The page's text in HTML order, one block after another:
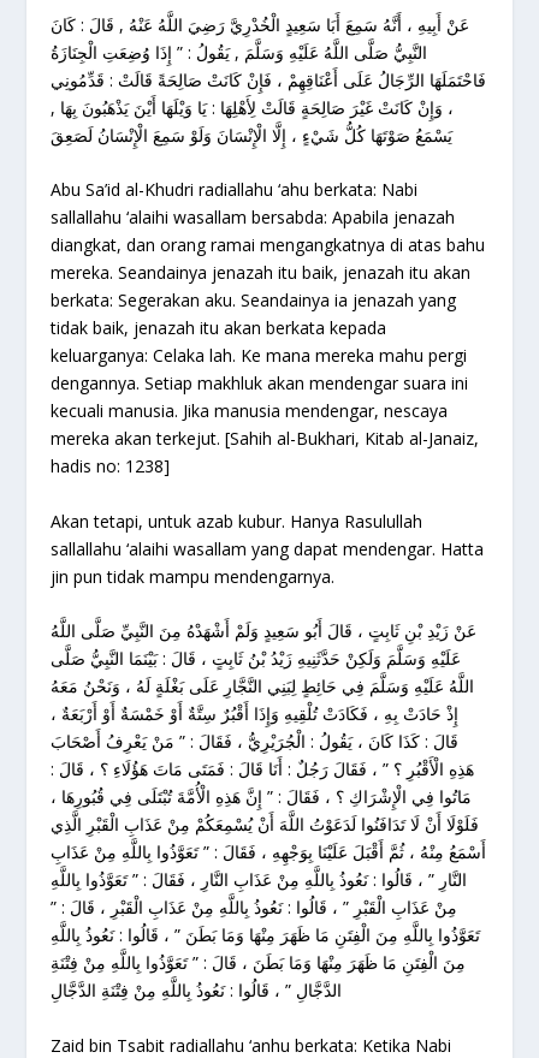
عَنْ أَبِيهِ ، أَنَّهُ سَمِعَ أَبَا سَعِيدٍ الْخُدْرِيَّ رَضِيَ اللَّهُ عَنْهُ , قَالَ : كَانَ
النَّبِيُّ صَلَّى اللَّهُ عَلَيْهِ وَسَلَّمَ , يَقُولُ : ” إِذَا وُضِعَتِ الْجِنَازَةُ
فَاحْتَمَلَهَا الرِّجَالُ عَلَى أَعْنَاقِهِمْ ، فَإِنْ كَانَتْ صَالِحَةً قَالَتْ : قَدِّمُونِي
، وَإِنْ كَانَتْ غَيْرَ صَالِحَةٍ قَالَتْ لِأَهْلِهَا : يَا وَيْلَهَا أَيْنَ يَذْهَبُونَ بِهَا ,
يَسْمَعُ صَوْتَهَا كُلُّ شَيْءٍ ، إِلَّا الْإِنْسَانَ وَلَوْ سَمِعَ الْإِنْسَانُ لَصَعِقَ
Abu Sa’id al-Khudri radiallahu ‘ahu berkata: Nabi
sallallahu ‘alaihi wasallam bersabda: Apabila jenazah
diangkat, dan orang ramai mengangkatnya di atas bahu
mereka. Seandainya jenazah itu baik, jenazah itu akan
berkata: Segerakan aku. Seandainya ia jenazah yang
tidak baik, jenazah itu akan berkata kepada
keluarganya: Celaka lah. Ke mana mereka mahu pergi
dengannya. Setiap makhluk akan mendengar suara ini
kecuali manusia. Jika manusia mendengar, nescaya
mereka akan terkejut. [Sahih al-Bukhari, Kitab al-Janaiz,
hadis no: 1238]
Akan tetapi, untuk azab kubur. Hanya Rasulullah
sallallahu ‘alaihi wasallam yang dapat mendengar. Hatta
jin pun tidak mampu mendengarnya.
عَنْ زَيْدِ بْنِ ثَابِتٍ ، قَالَ أَبُو سَعِيدٍ وَلَمْ أَشْهَدْهُ مِنَ النَّبِيِّ صَلَّى اللَّهُ
عَلَيْهِ وَسَلَّمَ وَلَكِنْ حَدَّثَنِيهِ زَيْدُ بْنُ ثَابِتٍ ، قَالَ : بَيْنَمَا النَّبِيُّ صَلَّى
اللَّهُ عَلَيْهِ وَسَلَّمَ فِي حَائِطٍ لِبَنِي النَّجَّارِ عَلَى بَغْلَةٍ لَهُ ، وَنَحْنُ مَعَهُ
إِذْ حَادَتْ بِهِ ، فَكَادَتْ تُلْقِيهِ وَإِذَا أَقْبُرٌ سِتَّةٌ أَوْ خَمْسَةٌ أَوْ أَرْبَعَةٌ ،
قَالَ : كَذَا كَانَ ، يَقُولُ : الْجُرَيْرِيُّ ، فَقَالَ : ” مَنْ يَعْرِفُ أَصْحَابَ
هَذِهِ الْأَقْبُرِ ؟ ” ، فَقَالَ رَجُلٌ : أَنَا قَالَ : فَمَتَى مَاتَ هَؤُلَاءِ ؟ ، قَالَ :
مَاتُوا فِي الْإِشْرَاكِ ؟ ، فَقَالَ : ” إِنَّ هَذِهِ الْأُمَّةَ تُبْتَلَى فِي قُبُورِهَا ،
فَلَوْلَا أَنْ لَا تَدَافَنُوا لَدَعَوْتُ اللَّهَ أَنْ يُسْمِعَكُمْ مِنْ عَذَابِ الْقَبْرِ الَّذِي
أَسْمَعُ مِنْهُ ، ثُمَّ أَقْبَلَ عَلَيْنَا بِوَجْهِهِ ، فَقَالَ : ” تَعَوَّذُوا بِاللَّهِ مِنْ عَذَابِ
النَّارِ ” ، قَالُوا : نَعُوذُ بِاللَّهِ مِنْ عَذَابِ النَّارِ ، فَقَالَ : ” تَعَوَّذُوا بِاللَّهِ
مِنْ عَذَابِ الْقَبْرِ ” ، قَالُوا : نَعُوذُ بِاللَّهِ مِنْ عَذَابِ الْقَبْرِ ، قَالَ : ”
تَعَوَّذُوا بِاللَّهِ مِنَ الْفِتَنِ مَا ظَهَرَ مِنْهَا وَمَا بَطَنَ ” ، قَالُوا : نَعُوذُ بِاللَّهِ
مِنَ الْفِتَنِ مَا ظَهَرَ مِنْهَا وَمَا بَطَنَ ، قَالَ : ” تَعَوَّذُوا بِاللَّهِ مِنْ فِتْنَةِ
الدَّجَّالِ ” ، قَالُوا : نَعُوذُ بِاللَّهِ مِنْ فِتْنَةِ الدَّجَّالِ
Zaid bin Tsabit radiallahu ‘anhu berkata: Ketika Nabi